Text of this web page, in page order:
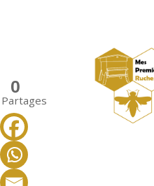
0
Partages